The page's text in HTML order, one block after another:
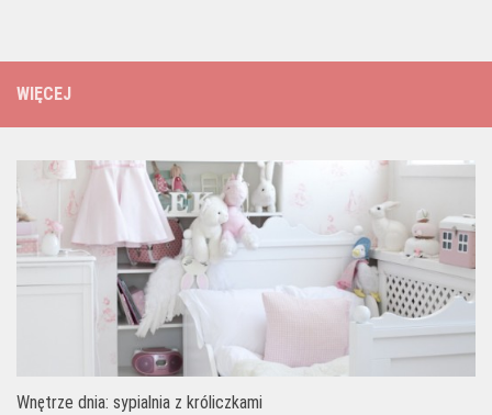
WIĘCEJ
Wnętrze dnia: sypialnia z króliczkami